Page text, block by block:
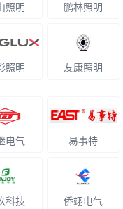
照明 鹏林照明
照明 友康照明
电气 易事特
科技 侨翊电气